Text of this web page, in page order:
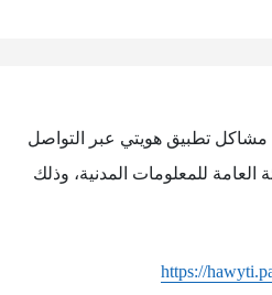
مشاكل تطبيق هويتي عبر التواصل
للمعلومات المدنية، وذلك
https://